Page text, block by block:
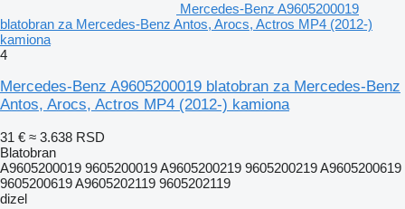
Mercedes-Benz A9605200019
blatobran za Mercedes-Benz Antos, Arocs, Actros MP4 (2012-)
kamiona
4
Mercedes-Benz A9605200019 blatobran za Mercedes-Benz
Antos, Arocs, Actros MP4 (2012-) kamiona
31 € ≈ 3.638 RSD
Blatobran
A9605200019 9605200019 A9605200219 9605200219 A9605200619
9605200619 A9605202119 9605202119
dizel